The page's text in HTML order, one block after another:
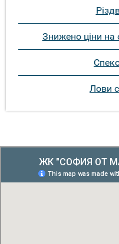
Знижено ціни на
Лови